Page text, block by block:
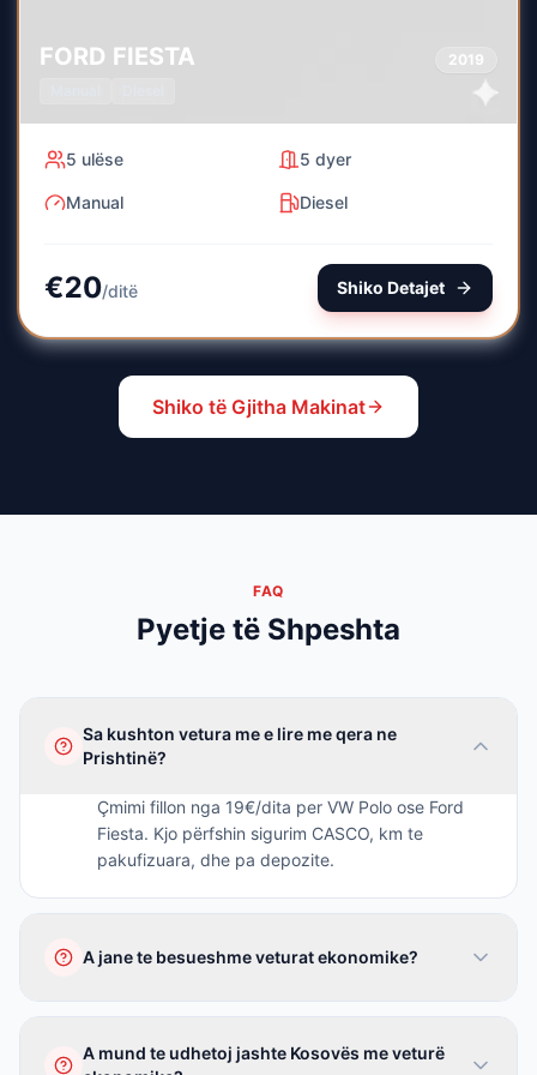
FORD FIESTA
2019
5 ulëse 5 dyer
Manual Diesel
€20/ditë Shiko Detajet
Shiko të Gjitha Makinat
FAQ
Pyetje të Shpeshta
Sa kushton vetura me e lire me qera ne
Prishtinë?
Çmimi fillon nga 19€/dita per VW Polo ose Ford
Fiesta. Kjo përfshin sigurim CASCO, km te
pakufizuara, dhe pa depozite.
A jane te besueshme veturat ekonomike?
veturat me te besueshme ne treg.
A mund te udhetoj jashte Kosovës me veturë